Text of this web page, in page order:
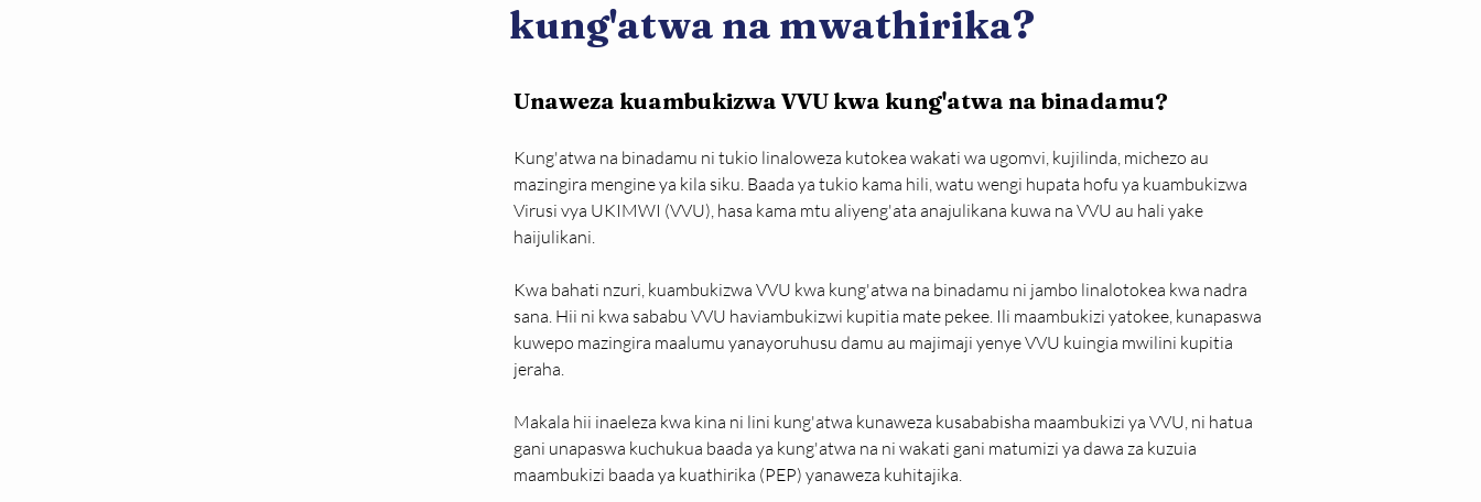
kung'atwa na mwathirika?
Unaweza kuambukizwa VVU kwa kung'atwa na binadamu?
Kung'atwa na binadamu ni tukio linaloweza kutokea wakati wa ugomvi, kujilinda, michezo au
mazingira mengine ya kila siku. Baada ya tukio kama hili, watu wengi hupata hofu ya kuambukizwa
Virusi vya UKIMWI (VVU), hasa kama mtu aliyeng'ata anajulikana kuwa na VVU au hali yake
haijulikani.
Kwa bahati nzuri, kuambukizwa VVU kwa kung'atwa na binadamu ni jambo linalotokea kwa nadra
sana. Hii ni kwa sababu VVU haviambukizwi kupitia mate pekee. Ili maambukizi yatokee, kunapaswa
kuwepo mazingira maalumu yanayoruhusu damu au majimaji yenye VVU kuingia mwilini kupitia
jeraha.
Makala hii inaeleza kwa kina ni lini kung'atwa kunaweza kusababisha maambukizi ya VVU, ni hatua
gani unapaswa kuchukua baada ya kung'atwa na ni wakati gani matumizi ya dawa za kuzuia
maambukizi baada ya kuathirika (PEP) yanaweza kuhitajika.